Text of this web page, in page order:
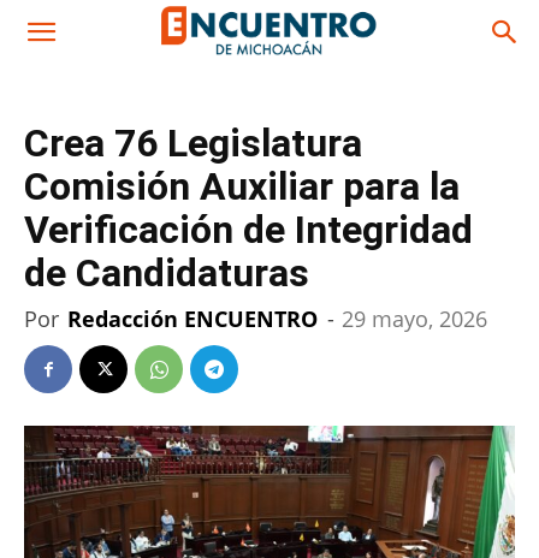
Crea 76 Legislatura
Comisión Auxiliar para la
Verificación de Integridad
de Candidaturas
Por Redacción ENCUENTRO - 29 mayo, 2026